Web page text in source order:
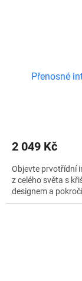
Přenosné
2 049 Kč
Objevte prvotřídní
z celého světa s
designem a